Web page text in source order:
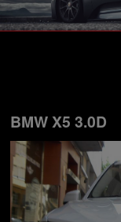
BMW X5 3.0D